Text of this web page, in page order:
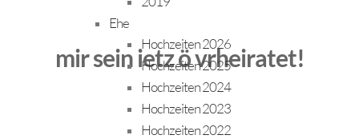
Ehe
Hochzeiten 2026
Hochzeiten 2025
Hochzeiten 2024
Hochzeiten 2023
Hochzeiten 2022
mir sein ietz ö vrheiratet!